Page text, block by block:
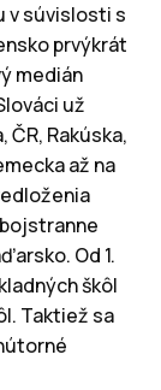
v súvislosti s
prvýkrát
medián
už
Rakúska,
až na
Od 1.
škôl
Taktiež sa